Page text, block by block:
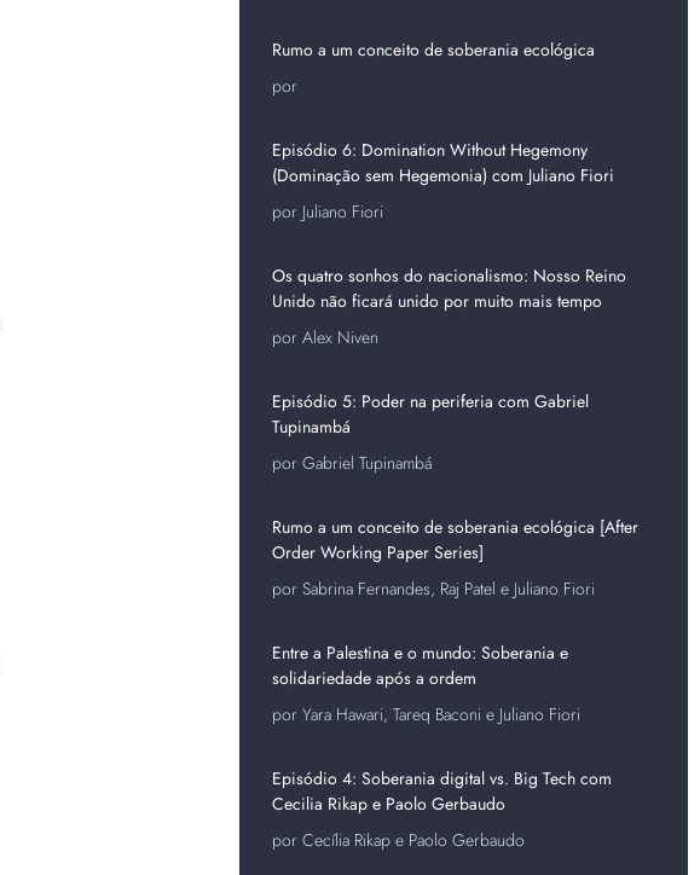
Rumo a um conceito de soberania ecológica
por
Episódio 6: Domination Without Hegemony
(Dominação sem Hegemonia) com Juliano Fiori
por Juliano Fiori
Os quatro sonhos do nacionalismo: Nosso Reino
Unido não ficará unido por muito mais tempo
por Alex Niven
Episódio 5: Poder na periferia com Gabriel
Tupinambá
por Gabriel Tupinambá
Rumo a um conceito de soberania ecológica [After
Order Working Paper Series]
por Sabrina Fernandes, Raj Patel e Juliano Fiori
Entre a Palestina e o mundo: Soberania e
solidariedade após a ordem
por Yara Hawari, Tareq Baconi e Juliano Fiori
Episódio 4: Soberania digital vs. Big Tech com
Cecilia Rikap e Paolo Gerbaudo
por Cecília Rikap e Paolo Gerbaudo